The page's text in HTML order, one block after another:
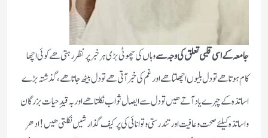
جامعہ کے اسی قلبی تعلق کی وجہسےوہاں کی چھوٹی بڑی ہر خبر پر نظر رہتی ھے کوئی اچھا
کام ہوتا ھے تو دل بلیوں اچھلتا ھے اور غم کی خبر آتی ھے تو دل بیٹھ جاتا ھے ،گذشتہ بڑے
اساتذہ کے چہرے یاد آتے ھیں تو دل سے ایصال ثواب نکلتا ھے اور بہ قیدِ حیات بزرگان
و اساتذہ کیلئے صحت و عافیت اور تندرستی و توانائی کی پر کیف گذارشیں نکلتی ھیں! ادھر